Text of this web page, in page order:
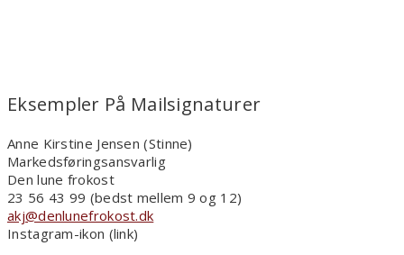
Eksempler På Mailsignaturer
Anne Kirstine Jensen (Stinne)
Markedsføringsansvarlig
Den lune frokost
23 56 43 99 (bedst mellem 9 og 12)
akj@denlunefrokost.dk
Instagram-ikon (link)